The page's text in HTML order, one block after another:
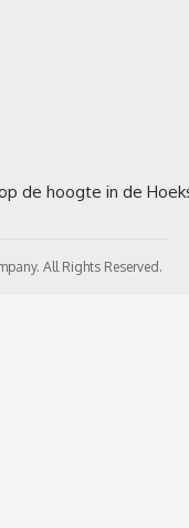
All Rights Reserved.